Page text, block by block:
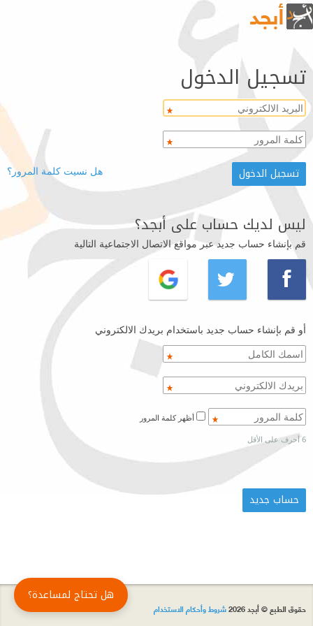
تسجيل الدخول
هل نسيت كلمة المرور؟
ليس لديك حساب على أبجد؟
قم بإنشاء حساب جديد عبر مواقع الاتصال الاجتماعية التالية
أو قم بإنشاء حساب جديد باستخدام بريدك الالكتروني
6 أحرف على الأقل
حقوق الطبع © أبجد 2026 شروط وأحكام الاستخدام
هل تحتاج لمساعدة؟